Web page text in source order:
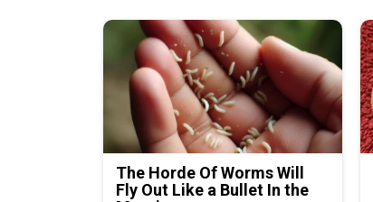
The Horde Of Worms Will
Fly Out Like a Bullet In the